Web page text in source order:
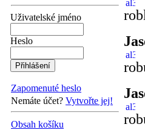
Uživatelské jméno
Heslo
Zapomenuté heslo
Nemáte účet? Vytvořte jej!
Obsah košíku